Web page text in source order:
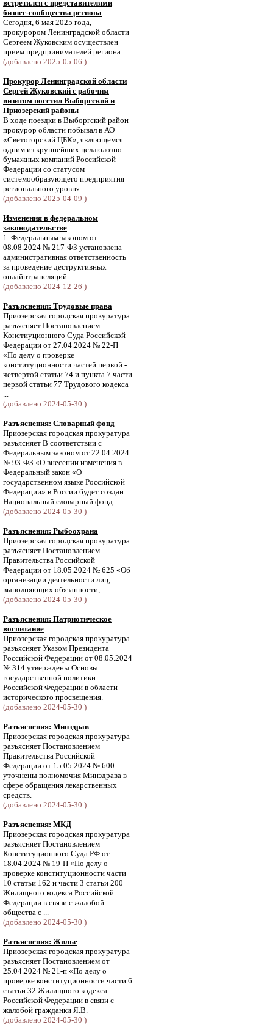
встретился с представителями
бизнес-сообщества региона
Сегодня, 6 мая 2025 года,
прокурором Ленинградской области
Сергеем Жуковским осуществлен
прием предпринимателей региона.
(добавлено 2025-05-06 )
Прокурор Ленинградской области
Сергей Жуковский с рабочим
визитом посетил Выборгский и
Приозерский районы
В ходе поездки в Выборгский район
прокурор области побывал в АО
«Светогорский ЦБК», являющемся
одним из крупнейших целлюлозно-
бумажных компаний Российской
Федерации со статусом
системообразующего предприятия
регионального уровня.
(добавлено 2025-04-09 )
Изменения в федеральном
законодательстве
1. Федеральным законом от
08.08.2024 № 217-ФЗ установлена
административная ответственность
за проведение деструктивных
онлайнтрансляций.
(добавлено 2024-12-26 )
Разъяснения: Трудовые права
Приозерская городская прокуратура
разъясняет Постановлением
Констиуционного Суда Российской
Федерации от 27.04.2024 № 22-П
«По делу о проверке
конституционности частей первой -
четвертой статьи 74 и пункта 7 части
первой статьи 77 Трудового кодекса
...
(добавлено 2024-05-30 )
Разъяснения: Словарный фонд
Приозерская городская прокуратура
разъясняет В соответствии с
Федеральным законом от 22.04.2024
№ 93-ФЗ «О внесении изменения в
Федеральный закон «О
государственном языке Российской
Федерации» в России будет создан
Национальный словарный фонд.
(добавлено 2024-05-30 )
Разъяснения: Рыбоохрана
Приозерская городская прокуратура
разъясняет Постановлением
Правительства Российской
Федерации от 18.05.2024 № 625 «Об
организации деятельности лиц,
выполняющих обязанности,...
(добавлено 2024-05-30 )
Разъяснения: Патриотическое
воспитание
Приозерская городская прокуратура
разъясняет Указом Президента
Российской Федерации от 08.05.2024
№ 314 утверждены Основы
государственной политики
Российской Федерации в области
исторического просвещения.
(добавлено 2024-05-30 )
Разъяснения: Минздрав
Приозерская городская прокуратура
разъясняет Постановлением
Правительства Российской
Федерации от 15.05.2024 № 600
уточнены полномочия Минздрава в
сфере обращения лекарственных
средств.
(добавлено 2024-05-30 )
Разъяснения: МКД
Приозерская городская прокуратура
разъясняет Постановлением
Конституционного Суда РФ от
18.04.2024 № 19-П «По делу о
проверке конституционности части
10 статьи 162 и части 3 статьи 200
Жилищного кодекса Российской
Федерации в связи с жалобой
общества с ...
(добавлено 2024-05-30 )
Разъяснения: Жилье
Приозерская городская прокуратура
разъясняет Постановлением от
25.04.2024 № 21-п «По делу о
проверке конституционности части 6
статьи 32 Жилищного кодекса
Российской Федерации в связи с
жалобой гражданки Я.В.
(добавлено 2024-05-30 )